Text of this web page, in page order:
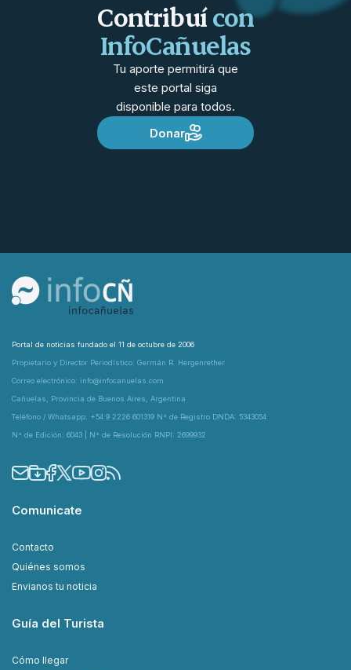
Contribuícon
InfoCañuelas
Tu aporte permitirá que
este portal siga
disponible para todos.
Donar
Portal de noticias fundado el 11 de octubre de 2006
Propietario y Director Periodístico: Germán R. Hergenrether
Correo electrónico: info@infocanuelas.com
Cañuelas, Provincia de Buenos Aires, Argentina
Teléfono / Whatsapp: +54 9 2226 601319 N° de Registro DNDA: 5343054
N° de Edición: 6043 | N° de Resolución RNPI: 2699932
Comunicate
Contacto
Quiénes somos
Envianos tu noticia
Guía del Turista
Cómo llegar